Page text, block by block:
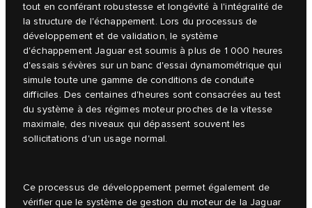
tout en conférant robustesse et longévité à l'intégralité de
la structure de l'échappement. Lors du processus de
développement et de validation, le système
d'échappement Jaguar est soumis à plus de 1 000 heures
d'essais sévères sur un banc d'essai dynamométrique qui
simule toute une gamme de conditions de conduite
difficiles. Des centaines d'heures sont consacrées au test
du système à des régimes moteur proches de la vitesse
maximale, des niveaux qui dépassent souvent les
sollicitations d'un usage normal.
Ce processus de développement permet également de
vérifier que le système de gestion du moteur de la Jaguar